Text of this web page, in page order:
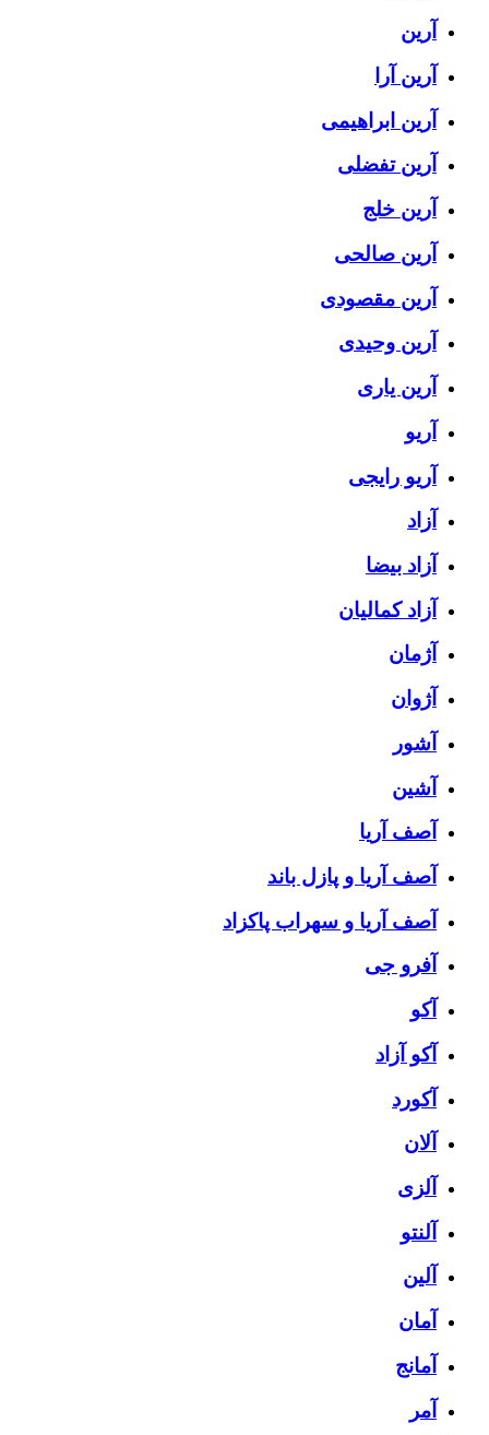
آرین
آرین آرا
آرین ابراهیمی
آرین تفضلی
آرین خلج
آرین صالحی
آرین مقصودی
آرین وحیدی
آرین یاری
آریو
آریو رایجی
آزاد
آزاد بیضا
آزاد کمالیان
آژمان
آژوان
آشور
آشین
آصف آریا
آصف آریا و پازل باند
آصف آریا و سهراب پاکزاد
آفرو جی
آکو
آکو آزاد
آکورد
آلان
آلزی
آلنتو
آلین
آمان
آمانج
آمر